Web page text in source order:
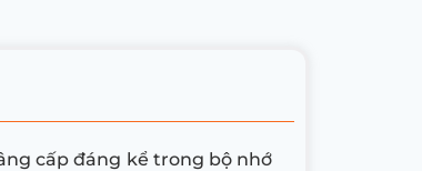
cấp đáng kể trong bộ nhớ